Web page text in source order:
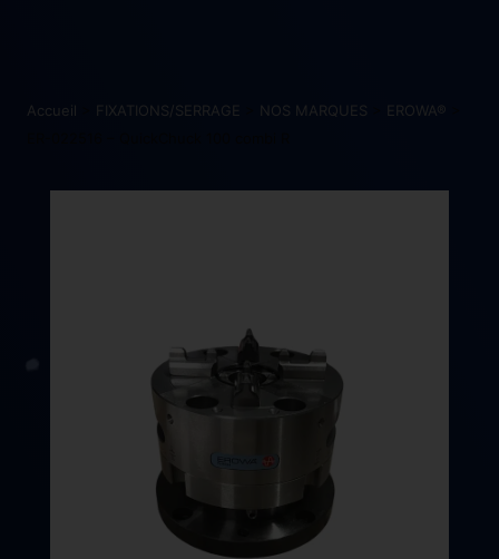
Accueil FIXATIONS/SERRAGE NOS MARQUES EROWA®